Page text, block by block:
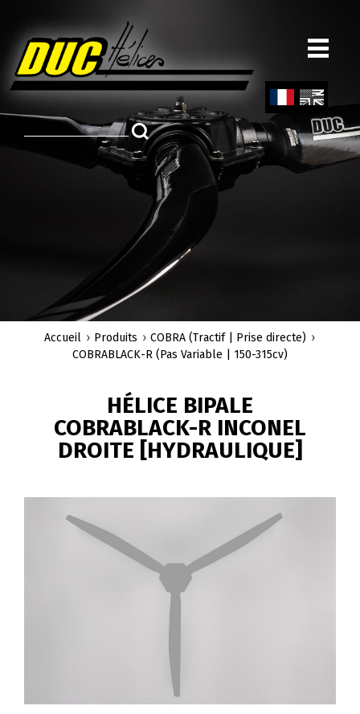
principal
ch
Engl
Accueil Produits
COBRA (Tractif | Prise directe)
COBRABLACK-R (Pas Variable | 150-315cv)
HÉLICE BIPALE
COBRABLACK-R INCONEL
DROITE [HYDRAULIQUE]